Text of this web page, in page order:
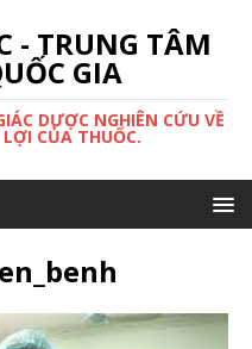
- TRUNG TÂM
GIA
DƯỢC NGHIÊN CỨU VỀ
CỦA THUỐC.